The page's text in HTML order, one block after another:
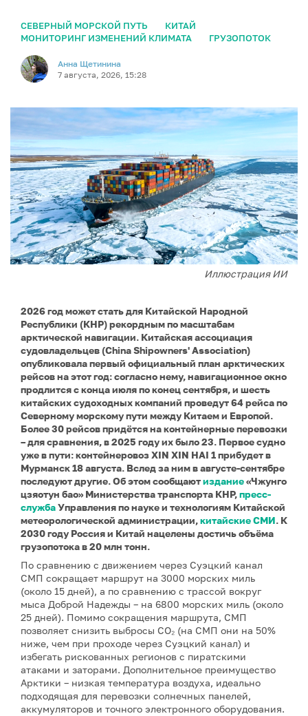
СЕВЕРНЫЙ МОРСКОЙ ПУТЬ
КИТАЙ
МОНИТОРИНГ ИЗМЕНЕНИЙ КЛИМАТА
ГРУЗОПОТОК
Анна Щетинина
7 августа, 2026, 15:28
Иллюстрация ИИ
2026 год может стать для Китайской Народной
Республики (КНР) рекордным по масштабам
арктической навигации. Китайская ассоциация
судовладельцев (China Shipowners' Association)
опубликовала первый официальный план арктических
рейсов на этот год: согласно нему, навигационное окно
продлится с конца июля по конец сентября, и шесть
китайских судоходных компаний проведут 64 рейса по
Северному морскому пути между Китаем и Европой.
Более 30 рейсов придётся на контейнерные перевозки
– для сравнения, в 2025 году их было 23. Первое судно
уже в пути: контейнеровоз XIN XIN HAI 1 прибудет в
Мурманск 18 августа. Вслед за ним в августе-сентябре
последуют другие. Об этом сообщаютиздание«Чжунго
цзяотун бао» Министерства транспорта КНР,пресс-
службаУправления по науке и технологиям Китайской
метеорологической администрации,китайские СМИ. К
2030 году Россия и Китай нацелены достичь объёма
грузопотока в 20 млн тонн.
По сравнению с движением через Суэцкий канал
СМП сокращает маршрут на 3000 морских миль
(около 15 дней), а по сравнению с трассой вокруг
мыса Доброй Надежды – на 6800 морских миль (около
25 дней). Помимо сокращения маршрута, СМП
позволяет снизить выбросы CO₂ (на СМП они на 50%
ниже, чем при проходе через Суэцкий канал) и
избегать рискованных регионов с пиратскими
атаками и заторами. Дополнительное преимущество
Арктики – низкая температура воздуха, идеально
подходящая для перевозки солнечных панелей,
аккумуляторов и точного электронного оборудования.